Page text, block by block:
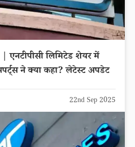
एनटीपीसी लिमिटेड शेयर में
ने क्या कहा? लेटेस्ट अपडेट
22nd Sep 2025